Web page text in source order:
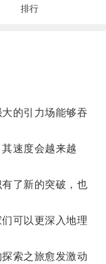
排行
的引力场能够吞
速度会越来越
了新的突破，也
可以更深入地理
索之旅愈发激动